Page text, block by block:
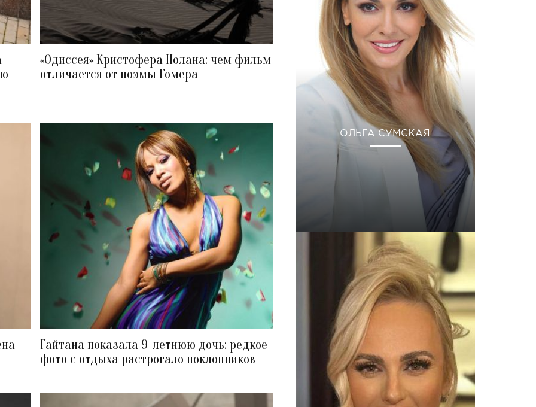
«Одиссея» Кристофера Нолана: чем фильм
отличается от поэмы Гомера
Гайтана показала 9-летнюю дочь: редкое
фото с отдыха растрогало поклонников
ОЛЬГА СУМСКАЯ